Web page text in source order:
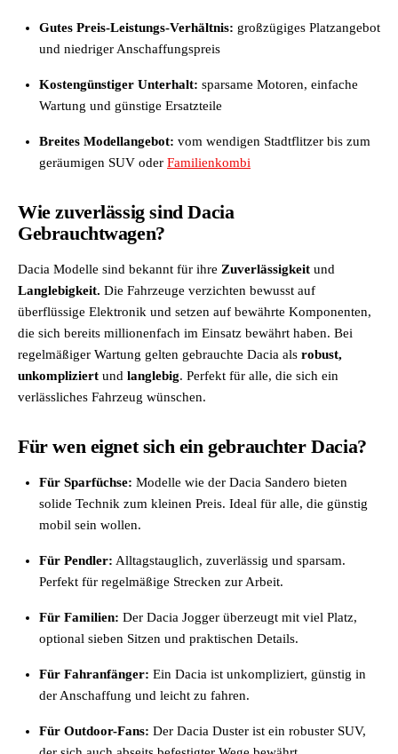
Gutes Preis-Leistungs-Verhältnis: großzügiges Platzangebot
und niedriger Anschaffungspreis
Kostengünstiger Unterhalt: sparsame Motoren, einfache
Wartung und günstige Ersatzteile
Breites Modellangebot: vom wendigen Stadtflitzer bis zum
geräumigen SUV oder Familienkombi
Wie zuverlässig sind Dacia
Gebrauchtwagen?
Dacia Modelle sind bekannt für ihre Zuverlässigkeit und
Langlebigkeit. Die Fahrzeuge verzichten bewusst auf
überflüssige Elektronik und setzen auf bewährte Komponenten,
die sich bereits millionenfach im Einsatz bewährt haben. Bei
regelmäßiger Wartung gelten gebrauchte Dacia als robust,
unkompliziert und langlebig. Perfekt für alle, die sich ein
verlässliches Fahrzeug wünschen.
Für wen eignet sich ein gebrauchter Dacia?
Für Sparfüchse: Modelle wie der Dacia Sandero bieten
solide Technik zum kleinen Preis. Ideal für alle, die günstig
mobil sein wollen.
Für Pendler: Alltagstauglich, zuverlässig und sparsam.
Perfekt für regelmäßige Strecken zur Arbeit.
Für Familien: Der Dacia Jogger überzeugt mit viel Platz,
optional sieben Sitzen und praktischen Details.
Für Fahranfänger: Ein Dacia ist unkompliziert, günstig in
der Anschaffung und leicht zu fahren.
Für Outdoor-Fans: Der Dacia Duster ist ein robuster SUV,